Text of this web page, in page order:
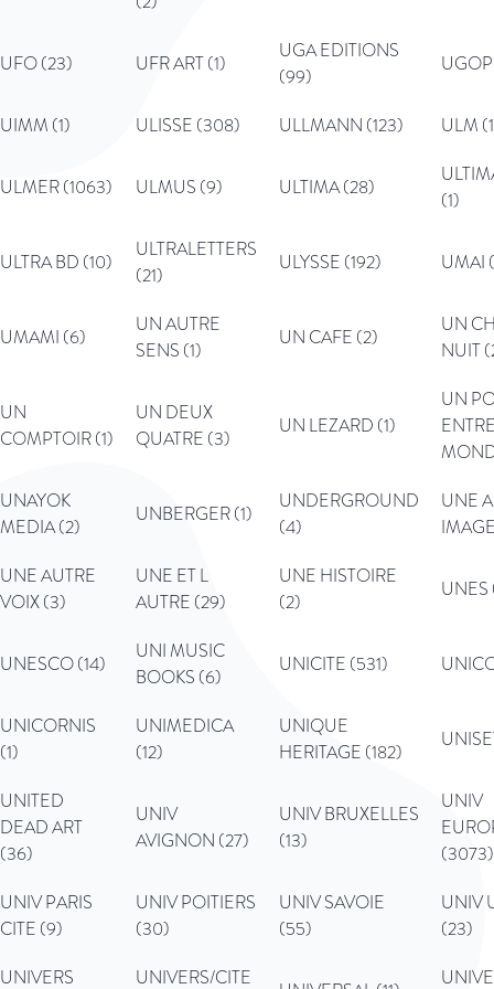
UFO (23) UFR ART (1)
UGA EDITIONS
(99)
UIMM (1) ULISSE (308) ULLMANN (123) ULM
ULMER (1063) ULMUS (9) ULTIMA (28)
(1)
ULTRA BD (10)
ULTRALETTERS
(21)
ULYSSE (192) UMAI
UMAMI (6)
UN AUTRE
SENS (1)
UN CAFE (2)
UN
NUIT
UN
COMPTOIR (1)
UN DEUX
QUATRE (3)
UN LEZARD (1)
UN
UNAYOK
MEDIA (2)
UNBERGER (1)
UNDERGROUND
(4)
UNE
UNE AUTRE
VOIX (3)
UNE ET L
AUTRE (29)
UNE HISTOIRE
(2)
UNESCO (14)
UNI MUSIC
BOOKS (6)
UNICITE (531)
UNICORNIS
(1)
UNIMEDICA
(12)
UNIQUE
HERITAGE (182)
UNITED
DEAD ART
(36)
UNIV
AVIGNON (27)
UNIV BRUXELLES
(13)
UNIV
(3073)
UNIV PARIS
CITE (9)
UNIV POITIERS
(30)
UNIV SAVOIE
(55)
UNIV
(23)
UNIVERS
UNIVERS/CITE